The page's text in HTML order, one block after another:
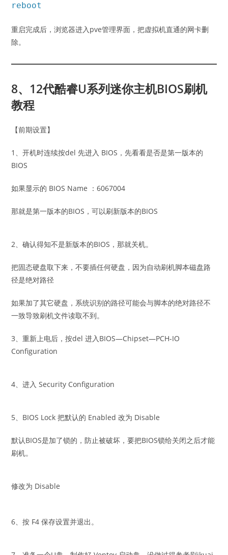
reboot
重启完成后，浏览器进入pve管理界面，把虚拟机直通的网卡删
除。
8、12代酷睿U系列迷你主机BIOS刷机
教程
【前期设置】
1、开机时连续按del 先进入 BIOS，先看看是否是第一版本的
BIOS
如果显示的 BIOS Name ：6067004
那就是第一版本的BIOS，可以刷新版本的BIOS
2、确认得知不是新版本的BIOS，那就关机。
把固态硬盘取下来，不要插任何硬盘，因为自动刷机脚本磁盘路
径是绝对路径
如果加了其它硬盘，系统识别的路径可能会与脚本的绝对路径不
一致导致刷机文件读取不到。
3、重新上电后，按del 进入BIOS—Chipset—PCH-IO
Configuration
4、进入 Security Configuration
5、BIOS Lock 把默认的 Enabled 改为 Disable
默认BIOS是加了锁的，防止被破坏，要把BIOS锁给关闭之后才能
刷机。
修改为 Disable
6、按 F4 保存设置并退出。